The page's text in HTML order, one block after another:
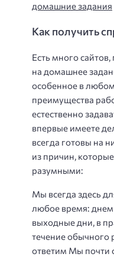
домашние задания
Как получить
Есть много
на домашнее
особенное в
преимущества
естественно
впервые имеете
всегда готовы на
из причин,
разумными:
Мы всегда здесь
любое время:
выходные дни, в
течение обычного
ответим Мы почти